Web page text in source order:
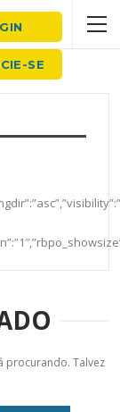
SE
Lei
procurando. Talvez